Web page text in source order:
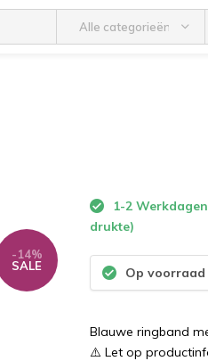
Alle categorieën
-14%
SALE
1-2
drukte)
Op voorraad
Blauwe ringband
⚠️ Let op